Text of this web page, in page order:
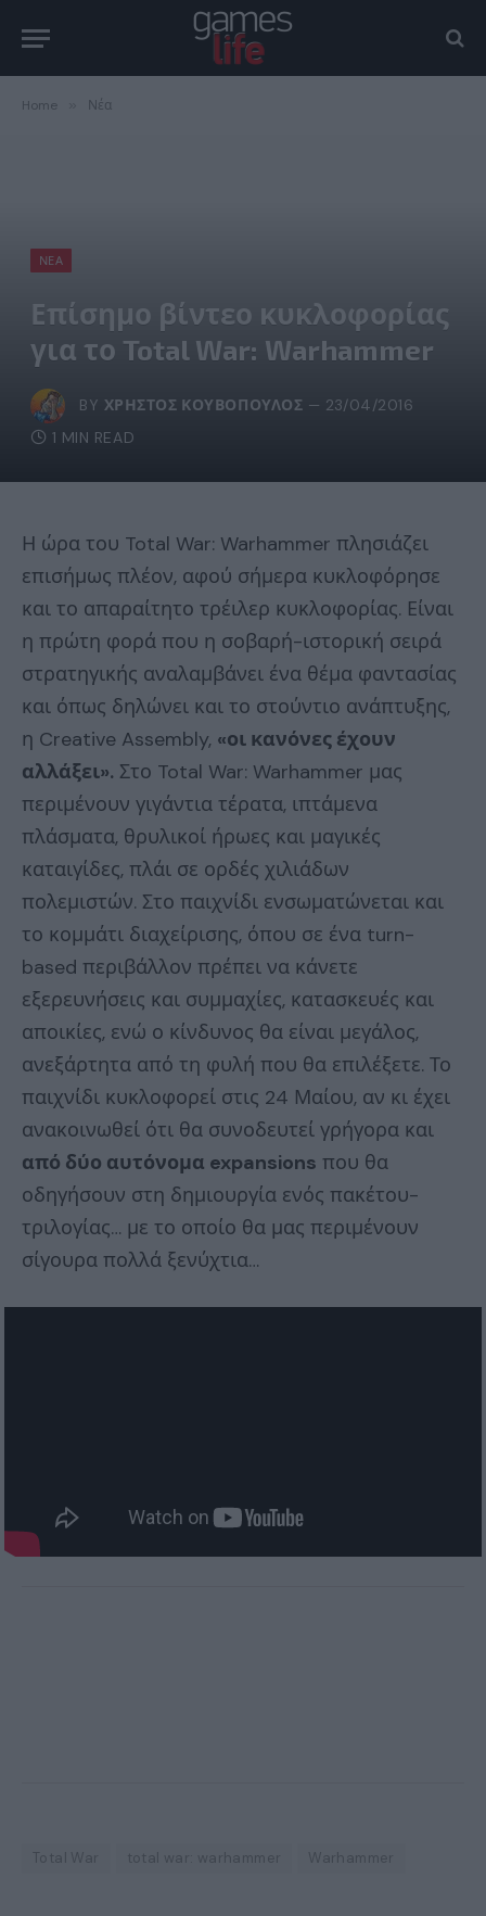
Home Νέα
ΝΈΑ
Επίσημο βίντεο κυκλοφορίας
για το Total War: Warhammer
BY ΧΡΉΣΤΟΣ ΚΟΥΒΌΠΟΥΛΟΣ
23/04/2016
1 MIN READ
Η ώρα του Total War: Warhammer πλησιάζει
επισήμως πλέον, αφού σήμερα κυκλοφόρησε
και το απαραίτητο τρέιλερ κυκλοφορίας. Είναι
η πρώτη φορά που η σοβαρή-ιστορική σειρά
στρατηγικής αναλαμβάνει ένα θέμα φαντασίας
και όπως δηλώνει και το στούντιο ανάπτυξης,
η Creative Assembly, «οι κανόνες έχουν
αλλάξει». Στο Total War: Warhammer μας
περιμένουν γιγάντια τέρατα, ιπτάμενα
πλάσματα, θρυλικοί ήρωες και μαγικές
καταιγίδες, πλάι σε ορδές χιλιάδων
πολεμιστών. Στο παιχνίδι ενσωματώνεται και
το κομμάτι διαχείρισης, όπου σε ένα turn-
based περιβάλλον πρέπει να κάνετε
εξερευνήσεις και συμμαχίες, κατασκευές και
αποικίες, ενώ ο κίνδυνος θα είναι μεγάλος,
ανεξάρτητα από τη φυλή που θα επιλέξετε. Το
παιχνίδι κυκλοφορεί στις 24 Μαίου, αν κι έχει
ανακοινωθεί ότι θα συνοδευτεί γρήγορα και
από δύο αυτόνομα expansions που θα
οδηγήσουν στη δημιουργία ενός πακέτου-
τριλογίας… με το οποίο θα μας περιμένουν
σίγουρα πολλά ξενύχτια…
Total War total war: warhammer Warhammer